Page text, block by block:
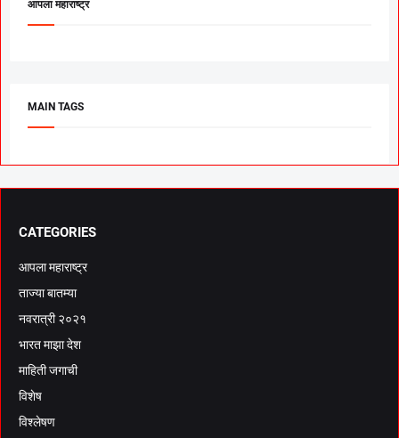
आपला महाराष्ट्र
MAIN TAGS
CATEGORIES
आपला महाराष्ट्र
ताज्या बातम्या
नवरात्री २०२१
भारत माझा देश
माहिती जगाची
विशेष
विश्लेषण